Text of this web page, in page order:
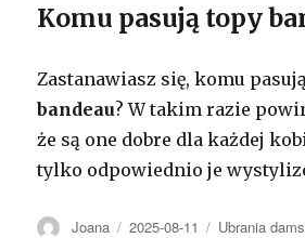
Komu pasują topy
Zastanawiasz się, komu pasują
bandeau? W takim razie
że są one dobre dla każdej
tylko odpowiednio je
Autor
Joana Opublikowano
2025-08-11 Kategorie
Ubrania